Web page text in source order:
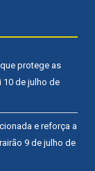
protege as
10 de julho de
e reforça a
9 de julho de